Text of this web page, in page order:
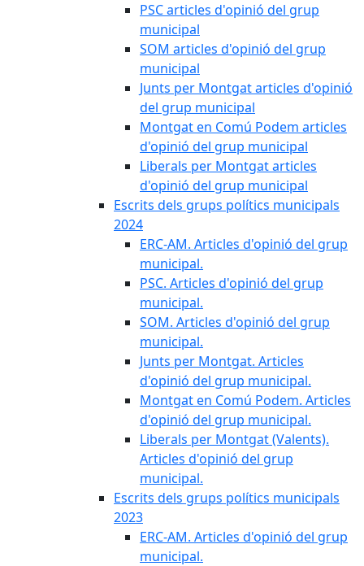
PSC articles d'opinió del grup
municipal
SOM articles d'opinió del grup
municipal
Junts per Montgat articles d'opinió
del grup municipal
Montgat en Comú Podem articles
d'opinió del grup municipal
Liberals per Montgat articles
d'opinió del grup municipal
Escrits dels grups polítics municipals
2024
ERC-AM. Articles d'opinió del grup
municipal.
PSC. Articles d'opinió del grup
municipal.
SOM. Articles d'opinió del grup
municipal.
Junts per Montgat. Articles
d'opinió del grup municipal.
Montgat en Comú Podem. Articles
d'opinió del grup municipal.
Liberals per Montgat (Valents).
Articles d'opinió del grup
municipal.
Escrits dels grups polítics municipals
2023
ERC-AM. Articles d'opinió del grup
municipal.